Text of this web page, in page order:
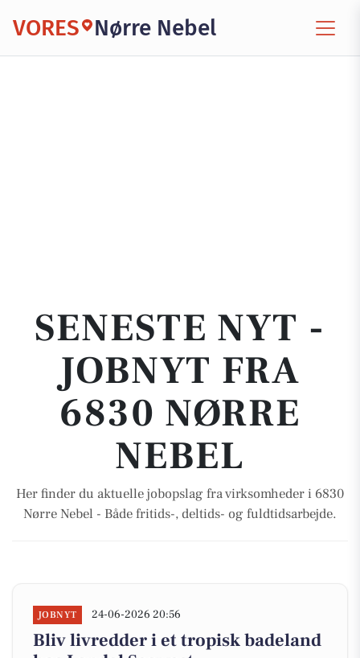
VORES Nørre Nebel
SENESTE NYT -
JOBNYT FRA
6830 NØRRE
NEBEL
Her finder du aktuelle jobopslag fra virksomheder i 6830
Nørre Nebel - Både fritids-, deltids- og fuldtidsarbejde.
JOBNYT 24-06-2026 20:56
Bliv livredder i et tropisk badeland